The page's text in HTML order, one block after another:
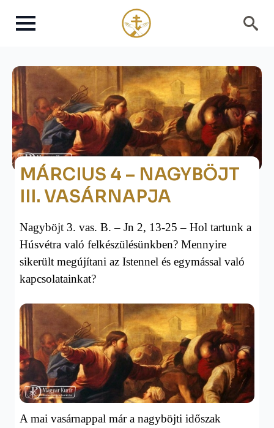
MÁRCIUS 4 – NAGYBÖJT
III. VASÁRNAPJA
Nagyböjt 3. vas. B. – Jn 2, 13-25 – Hol tartunk a
Húsvétra való felkészülésünkben? Mennyire
sikerült megújítani az Istennel és egymással való
kapcsolatainkat?
A mai vasárnappal már a nagyböjti időszak